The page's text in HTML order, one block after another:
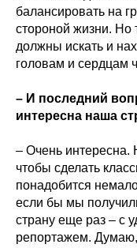
балансировать на
стороной жизни.
должны искать и
головам и сердцам
– И последний
интересна наша
– Очень интересна.
чтобы сделать
понадобится
если бы мы
страну еще раз – с
репортажем.